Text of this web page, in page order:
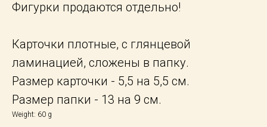
Фигурки продаются отдельно!
Карточки плотные, с глянцевой
ламинацией, сложены в папку.
Размер карточки - 5,5 на 5,5 см.
Размер папки - 13 на 9 см.
Weight: 60 g